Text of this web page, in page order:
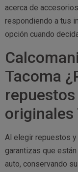
acerca de
respondiendo a tus
opción cuando
Tacoma
originales
Al elegir repuestos
garantizas que
auto, conservando